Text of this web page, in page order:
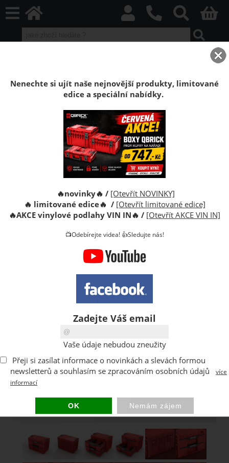
Skříňka Qbrick System PRIME Drawer 2 Toolbox RED
Skříňka Qbrick System PRIME Drawer 2
Toolbox Basic RED Ultra HD
Skříňka na nářadí Qbrick System Prime Drawer 2
Toolbox 2.0 RED je prostorná, modulární skříňka na
nářadí. Pohodlné tlačítko poskytuje snadný přístup k
jejich obsahu.
Nenechte si ujít naše nejnovější produkty, limitované
edice a speciální nabídky.
🔥novinky🔥 / [Otevřít NOVINKY]
🔥 limitované edice🔥 / [Otevřít limitované edice]
🔥AKCE vinylové podlahy VIN IN🔥 / [Otevřít AKCE VIN IN]
📺Odebírejte videa! 👍Sledujte nás!
Zadejte Váš email
Vaše údaje nebudou zneužity
Přeji si zasílat informace o novinkách a slevách formou
newsletterů a souhlasím se zpracováním osobních údajů
více
informací